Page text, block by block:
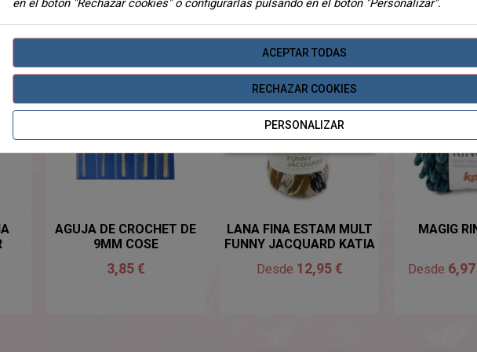
LA MISMA CATEGORIA
AGUJA DE CROCHET DE
9MM COSE
3,85 €
SIN EXISTENCIAS
LANA FINA ESTAM MULT
FUNNY JACQUARD KATIA
Desde 12,95 €
NOVEDADES
MAGIG
Desde
ACEPTAR TODAS
RECHAZAR COOKIES
PERSONALIZAR